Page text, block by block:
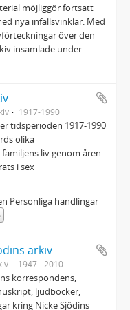
möjliggör fortsatt
nya infallsvinklar. Med
över den
insamlade under
1917-1990
tidsperioden 1917-1990
olika
liv genom åren.
i sex
Personliga handlingar
arkiv
1947 - 2010
korrespondens,
ljudböcker,
kring Nicke Sjödins